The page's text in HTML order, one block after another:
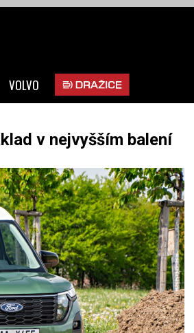
v nejvyšším balení
VOLVO